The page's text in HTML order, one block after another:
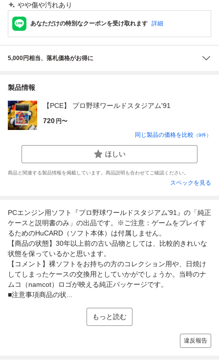
やや傷や汚れあり
あなただけの特別なクーポンを受け取れます 詳細
5,000円相当、落札価格がお得に
製品情報
【PCE】 プロ野球ワールドスタジアム'91
720 円〜
同じ製品の価格を比較 （9件）
ほしい
商品と関連する製品情報を掲載しています。商品説明も合わせてご確認ください。
スペックを見る
PCエンジン用ソフト『プロ野球ワールドスタジアム'91』の「純正
ケースと説明書のみ」の出品です。※ご注意：ゲームをプレイす
るためのHuCARD（ソフト本体）は付属しません。
【商品の状態】30年以上前の古い品物としては、比較的きれいな
状態を保っているかと思います。
【コメント】裸ソフトをお持ちの方のコレクション用や、日焼け
してしまったケースの交換用としていかがでしょうか。当時のナ
ムコ（namcot）ロゴが映える純正パッケージです。
■注意事項商品の状...
もっと読む
違反報告